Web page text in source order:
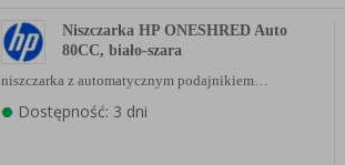
Niszczarka HP ONESHRED Auto
80CC, biało-szara
niszczarka z automatycznym podajnikiem…
Dostępność: 3 dni